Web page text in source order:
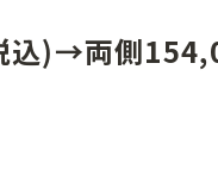
側